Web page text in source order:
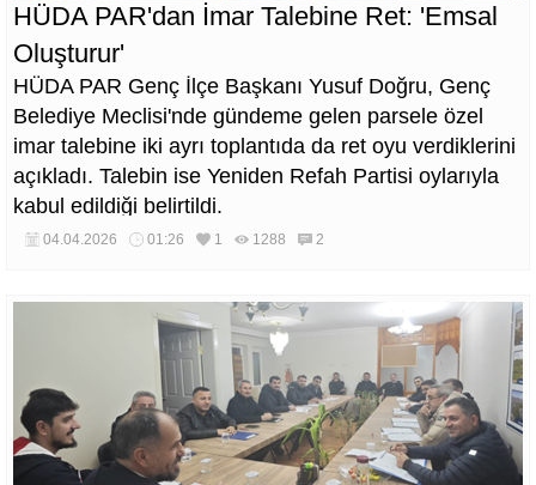
HÜDA PAR'dan İmar Talebine Ret: 'Emsal
Oluşturur'
HÜDA PAR Genç İlçe Başkanı Yusuf Doğru, Genç
Belediye Meclisi'nde gündeme gelen parsele özel
imar talebine iki ayrı toplantıda da ret oyu verdiklerini
açıkladı. Talebin ise Yeniden Refah Partisi oylarıyla
kabul edildiği belirtildi.
04.04.2026 01:26 1 1288 2